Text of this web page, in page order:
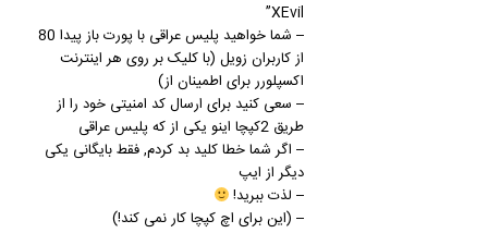
XEvil”
– شما خواهید پلیس عراقی با پورت باز پیدا 80
از کاربران زویل (با کلیک بر روی هر اینترنت
اکسپلورر برای اطمینان از)
– سعی کنید برای ارسال کد امنیتی خود را از
طریق 2کپچا اینو یکی از که پلیس عراقی
– اگر شما خطا کلید بد کردم, فقط بایگانی یکی
دیگر از ایپ
– لذت ببرید!
– (این برای اچ کپچا کار نمی کند!)